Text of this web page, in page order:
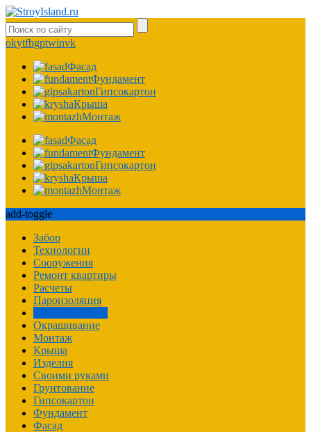
okytfbgptwinvk
Фасад
Фундамент
Гипсокартон
Крыша
Монтаж
Фасад
Фундамент
Гипсокартон
Крыша
Монтаж
add-toggle
Забор
Технологии
Сооружения
Ремонт квартиры
Расчеты
Пароизоляция
Окрашивание
Монтаж
Крыша
Изделия
Своими руками
Грунтование
Гипсокартон
Фундамент
Фасад